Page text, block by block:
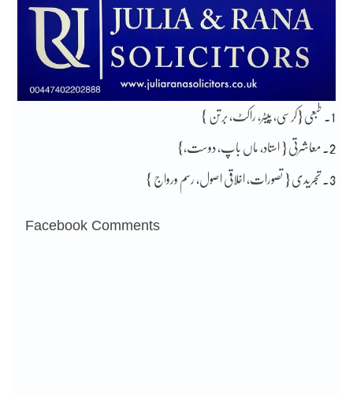
1۔ طبعی {کرسی، پیٹر، راکٹ، برتن }
2۔ معاشرتی { استاد، ماں باپ، دوست،}
3۔ تجریدی { تصورات، اخلاقی اصول، رسم ورواج }
Facebook Comments